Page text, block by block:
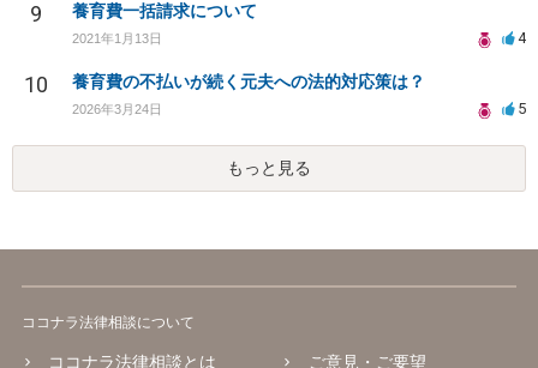
9 養育費一括請求について
2021年1月13日 4
10 養育費の不払いが続く元夫への法的対応策は？
2026年3月24日 5
もっと見る
ココナラ法律相談について
ココナラ法律相談とは
ご意見・ご要望